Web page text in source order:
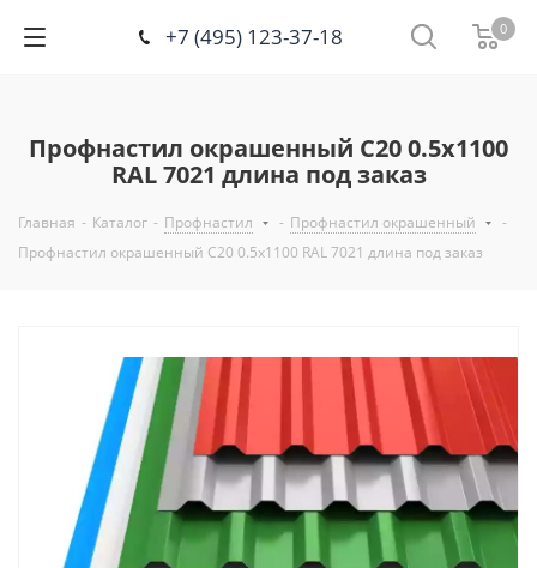
+7 (495) 123-37-18 0
Профнастил окрашенный С20 0.5х1100
RAL 7021 длина под заказ
Главная - Каталог - Профнастил - Профнастил окрашенный
-
Профнастил окрашенный С20 0.5х1100 RAL 7021 длина под заказ